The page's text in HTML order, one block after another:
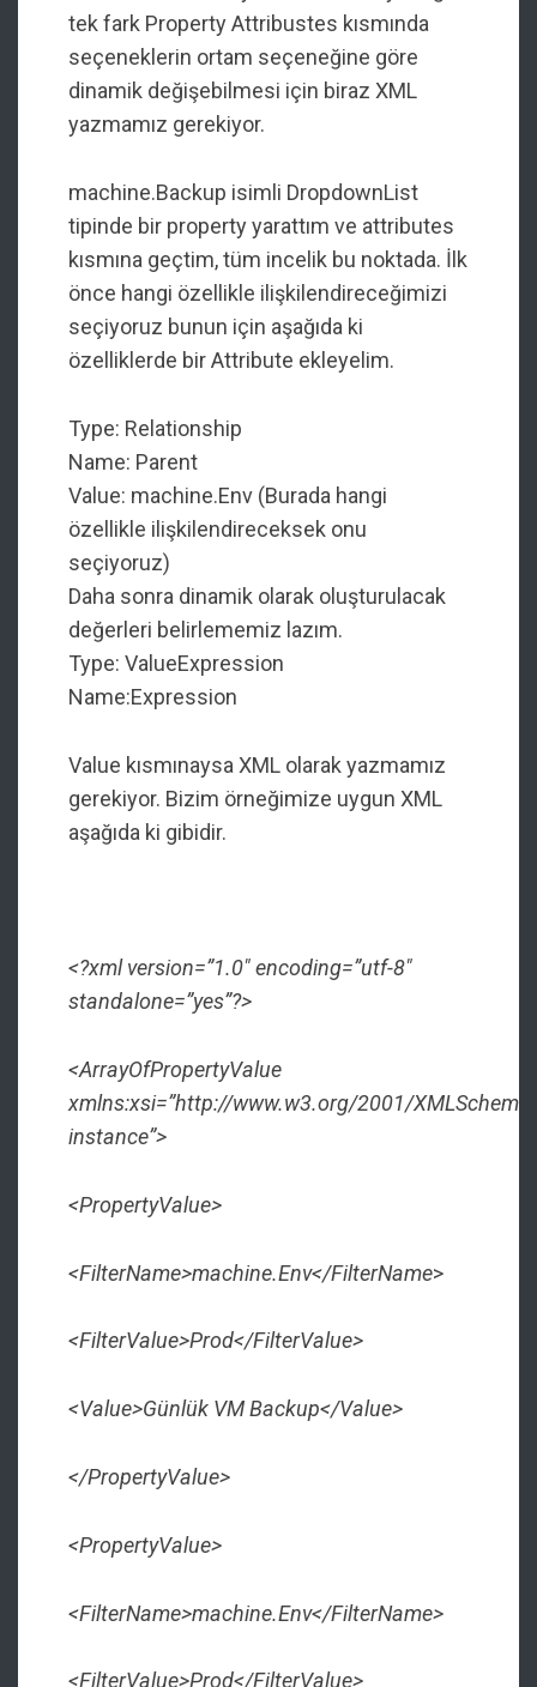
tek fark Property Attribustes kısmında
seçeneklerin ortam seçeneğine göre
dinamik değişebilmesi için biraz XML
yazmamız gerekiyor.
machine.Backup isimli DropdownList
tipinde bir property yarattım ve attributes
kısmına geçtim, tüm incelik bu noktada. İlk
önce hangi özellikle ilişkilendireceğimizi
seçiyoruz bunun için aşağıda ki
özelliklerde bir Attribute ekleyelim.
Type: Relationship
Name: Parent
Value: machine.Env (Burada hangi
özellikle ilişkilendireceksek onu
seçiyoruz)
Daha sonra dinamik olarak oluşturulacak
değerleri belirlememiz lazım.
Type: ValueExpression
Name:Expression
Value kısmınaysa XML olarak yazmamız
gerekiyor. Bizim örneğimize uygun XML
aşağıda ki gibidir.
<?xml version=”1.0″ encoding=”utf-8″
standalone=”yes”?>
<ArrayOfPropertyValue
xmlns:xsi=”http://www.w3.org/2001/XMLSchema-
instance”>
<PropertyValue>
<FilterName>machine.Env</FilterName>
<FilterValue>Prod</FilterValue>
<Value>Günlük VM Backup</Value>
</PropertyValue>
<PropertyValue>
<FilterName>machine.Env</FilterName>
<FilterValue>Prod</FilterValue>